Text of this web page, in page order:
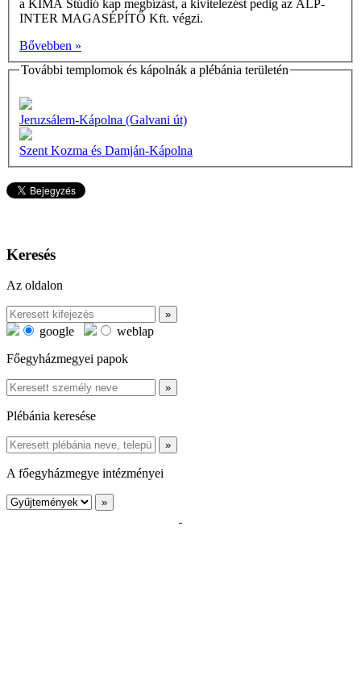
a KIMA Stúdió kap megbízást, a kivitelezést pedig az ALP-
INTER MAGASÉPÍTŐ Kft. végzi.
Bővebben »
További templomok és kápolnák a plébánia területén
Jeruzsálem-Kápolna (Galvani út)
Szent Kozma és Damján-Kápolna
Keresés
Az oldalon
google
weblap
Főegyházmegyei papok
Plébánia keresése
A főegyházmegye intézményei